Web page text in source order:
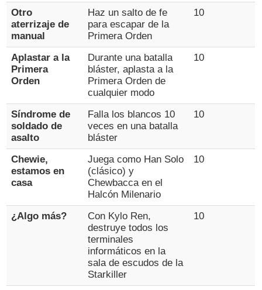
Otro
aterrizaje de
manual
Haz un salto de fe
para escapar de la
Primera Orden
10
Aplastar a la
Primera
Orden
Durante una batalla
bláster, aplasta a la
Primera Orden de
cualquier modo
10
Síndrome de
soldado de
asalto
Falla los blancos 10
veces en una batalla
bláster
10
Chewie,
estamos en
casa
Juega como Han Solo
(clásico) y
Chewbacca en el
Halcón Milenario
10
¿Algo más?
Con Kylo Ren,
destruye todos los
terminales
informáticos en la
sala de escudos de la
Starkiller
10